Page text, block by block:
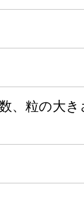
、粒の大